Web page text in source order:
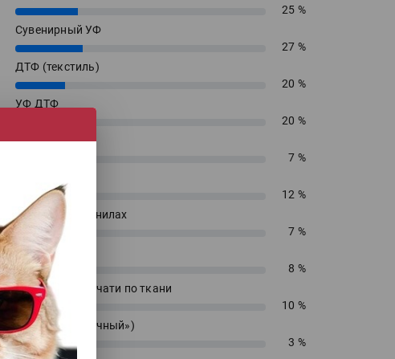
25%
25 %
Сувенирный УФ
27%
27 %
ДТФ (текстиль)
20%
20 %
УФ ДТФ
20 %
Латекс
7 %
12 %
На водных чернилах
7 %
Сублимацию
8%
8 %
Для прямой печати по ткани
10%
10 %
ДТГ («футболочный»)
3% 3 %